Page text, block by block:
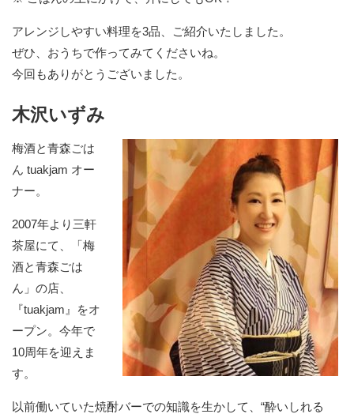
アレンジしやすい料理を3品、ご紹介いたしました。
ぜひ、おうちで作ってみてくださいね。
今回もありがとうございました。
木沢いずみ
梅酒と青森ごは
ん tuakjam オー
ナー。
2007年より三軒
茶屋にて、「梅
酒と青森ごは
ん」の店、
『tuakjam』をオ
ープン。今年で
10周年を迎えま
す。
以前働いていた焼酎バーでの知識を生かして、“酔いしれる